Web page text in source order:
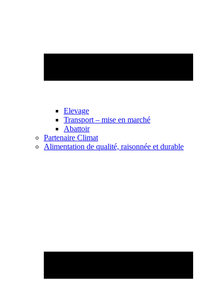
Elevage
Transport – mise en marché
Abattoir
Partenaire Climat
Alimentation de qualité, raisonnée et durable